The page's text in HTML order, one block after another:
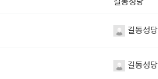
길동성당
길동성당